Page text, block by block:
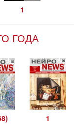
1
ГОДА
1